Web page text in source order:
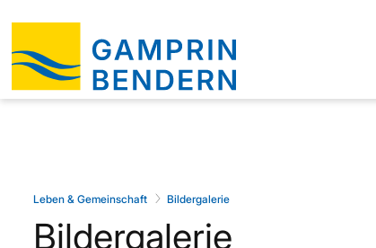
Leben & Gemeinschaft Bildergalerie
Bildergalerie